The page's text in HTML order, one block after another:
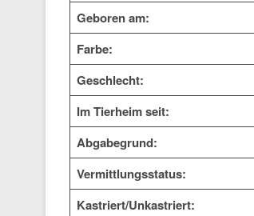
Geboren am:
Farbe:
Geschlecht:
Im Tierheim seit:
Abgabegrund:
Vermittlungsstatus:
Kastriert/Unkastriert: